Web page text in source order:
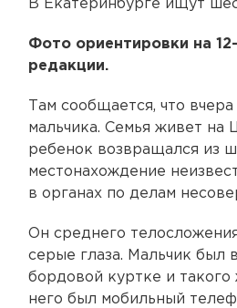
В Екатеринбурге ищут
Фото ориентировки на
редакции.
Там сообщается, что
мальчика. Семья живет на
ребенок возвращался из
местонахождение
в органах по делам
Он среднего
серые глаза. Мальчик был
бордовой куртке и
него был мобильный